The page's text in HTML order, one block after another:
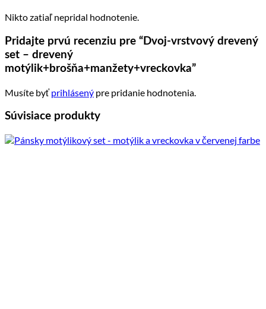
Nikto zatiaľ nepridal hodnotenie.
Pridajte prvú recenziu pre “Dvoj-vrstvový drevený
set – drevený
motýlik+brošňa+manžety+vreckovka”
Musíte byťprihlásený pre pridanie hodnotenia.
Súvisiace produkty